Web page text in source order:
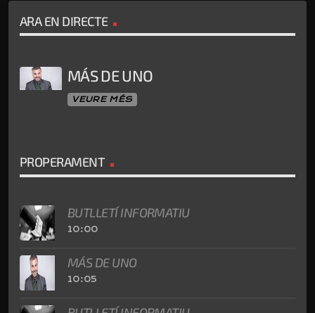
ARA EN DIRECTE
MÁS DE UNO
VEURE MÉS
PROPERAMENT
BUTLLETÍ INFORMATIU
10:00
MÁS DE UNO
10:05